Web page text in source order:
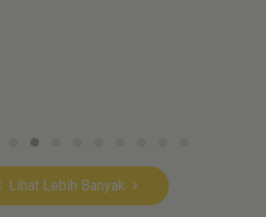
Lihat Lebih Banyak